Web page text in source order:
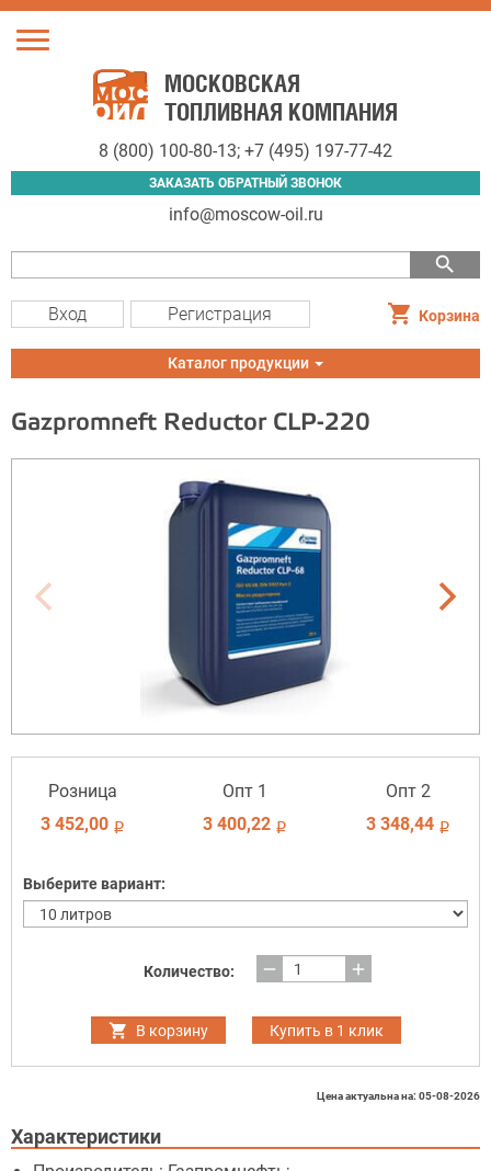
Toggle
МОСКОВСКАЯ
ТОПЛИВНАЯ КОМПАНИЯ
8 (800) 100-80-13; +7 (495) 197-77-42
ЗАКАЗАТЬ ОБРАТНЫЙ ЗВОНОК
info@moscow-oil.ru
search
Вход Регистрация Корзина
Toggle
navigation
Каталог продукции
Gazpromneft Reductor CLP-220
Розница
3 452,00 i
Опт 1
3 400,22 i
Опт 2
3 348,44 i
Выберите вариант:
Количество: remove add
В корзину Купить в 1 клик
Цена актуальна на: 05-08-2026
Характеристики